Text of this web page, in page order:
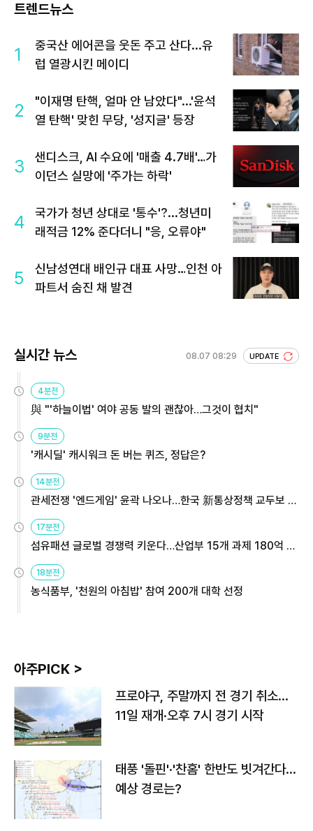
트렌드뉴스
1
중국산 에어콘을 웃돈 주고 산다...유
럽 열광시킨 메이디
2
"이재명 탄핵, 얼마 안 남았다"...'윤석
열 탄핵' 맞힌 무당, '성지글' 등장
3
샌디스크, AI 수요에 '매출 4.7배'…가
이던스 실망에 '주가는 하락'
4
국가가 청년 상대로 '통수'?...청년미
래적금 12% 준다더니 "응, 오류야"
5
신남성연대 배인규 대표 사망…인천 아
파트서 숨진 채 발견
실시간 뉴스 08.07 08:29 UPDATE
4분전
與 "'하늘이법' 여야 공동 발의 괜찮아…그것이 협치"
9분전
'캐시딜' 캐시워크 돈 버는 퀴즈, 정답은?
14분전
관세전쟁 '엔드게임' 윤곽 나오나…한국 新통상정책 교두보 활
용해야
17분전
섬유패션 글로벌 경쟁력 키운다…산업부 15개 과제 180억 지
원
18분전
농식품부, '천원의 아침밥' 참여 200개 대학 선정
아주PICK >
프로야구, 주말까지 전 경기 취소…
11일 재개·오후 7시 경기 시작
태풍 '돌핀'·'찬홈' 한반도 빗겨간다…
예상 경로는?